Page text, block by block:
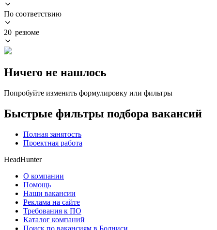
По соответствию
20 резюме
Ничего не нашлось
Попробуйте изменить формулировку или фильтры
Быстрые фильтры подбора вакансий
Полная занятость
Проектная работа
HeadHunter
О компании
Помощь
Наши вакансии
Реклама на сайте
Требования к ПО
Каталог компаний
Поиск по вакансиям в Болниси